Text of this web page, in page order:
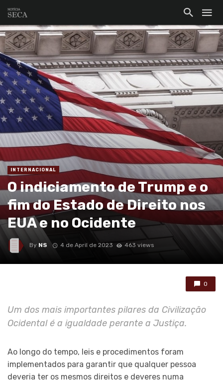
INTERNACIONAL
O indiciamento de Trump e o
fim do Estado de Direito nos
EUA e no Ocidente
By NS 4 de April de 2023 463 views
0
Um dos mais importantes pilares da Civilização
Ocidental é a igualdade perante a Justiça.
Ao longo do tempo, leis e procedimentos foram
implementados para garantir que qualquer pessoa
deveria ter os mesmos direitos e deveres numa